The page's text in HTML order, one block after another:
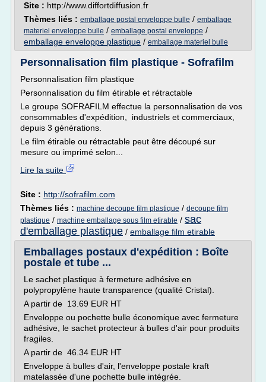
Site : http://www.diffortdiffusion.fr
Thèmes liés : emballage postal enveloppe bulle / emballage
materiel enveloppe bulle / emballage postal enveloppe /
emballage enveloppe plastique / emballage materiel bulle
Personnalisation film plastique - Sofrafilm
Personnalisation film plastique
Personnalisation du film étirable et rétractable
Le groupe SOFRAFILM effectue la personnalisation de vos
consommables d'expédition, industriels et commerciaux,
depuis 3 générations.
Le film étirable ou rétractable peut être découpé sur
mesure ou imprimé selon...
Lire la suite
Site : http://sofrafilm.com
Thèmes liés : machine decoupe film plastique / decoupe film
plastique / machine emballage sous film etirable / sac
d'emballage plastique / emballage film etirable
Emballages postaux d'expédition : Boîte
postale et tube ...
Le sachet plastique à fermeture adhésive en
polypropylène haute transparence (qualité Cristal).
A partir de 13.69 EUR HT
Enveloppe ou pochette bulle économique avec fermeture
adhésive, le sachet protecteur à bulles d'air pour produits
fragiles.
A partir de 46.34 EUR HT
Enveloppe à bulles d'air, l'enveloppe postale kraft
matelassée d'une pochette bulle intégrée.